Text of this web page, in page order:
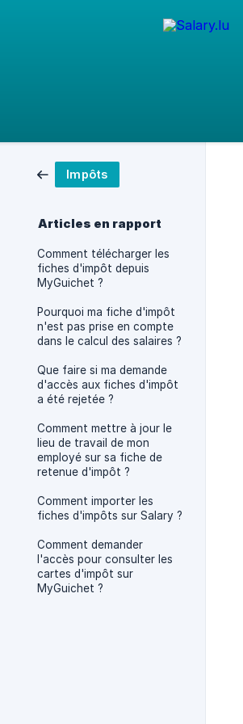
Impôts
Articles en rapport
Comment télécharger les
fiches d'impôt depuis
MyGuichet ?
Pourquoi ma fiche d'impôt
n'est pas prise en compte
dans le calcul des salaires ?
Que faire si ma demande
d'accès aux fiches d'impôt
a été rejetée ?
Comment mettre à jour le
lieu de travail de mon
employé sur sa fiche de
retenue d'impôt ?
Comment importer les
fiches d'impôts sur Salary ?
Comment demander
l'accès pour consulter les
cartes d'impôt sur
MyGuichet ?